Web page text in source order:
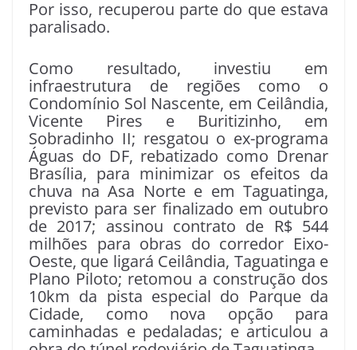
Por isso, recuperou parte do que estava
paralisado.
Como resultado, investiu em
infraestrutura de regiões como o
Condomínio Sol Nascente, em Ceilândia,
Vicente Pires e Buritizinho, em
Sobradinho II; resgatou o ex-programa
Águas do DF, rebatizado como Drenar
Brasília, para minimizar os efeitos da
chuva na Asa Norte e em Taguatinga,
previsto para ser finalizado em outubro
de 2017; assinou contrato de R$ 544
milhões para obras do corredor Eixo-
Oeste, que ligará Ceilândia, Taguatinga e
Plano Piloto; retomou a construção dos
10km da pista especial do Parque da
Cidade, como nova opção para
caminhadas e pedaladas; e articulou a